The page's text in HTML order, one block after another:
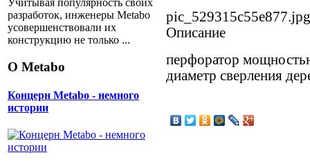
Учитывая популярность своих
разработок, инженеры Metabo
усовершенствовали их
конструкцию не только ...
О Metabo
Концерн Metabo - немного
истории
pic_529315c55e877.jpg
Описание
перфоратор
диаметр сверления